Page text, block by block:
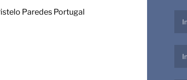
Paredes Portugal